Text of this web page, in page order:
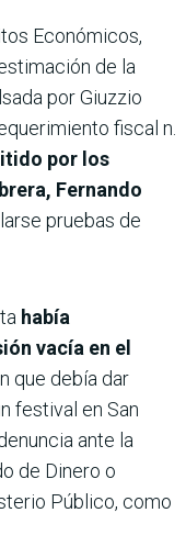
Económicos,
de la
por Giuzzio
fiscal n.
por los
Fernando
pruebas de
había
vacía en el
que debía dar
festival en San
ante la
de Dinero o
Público, como